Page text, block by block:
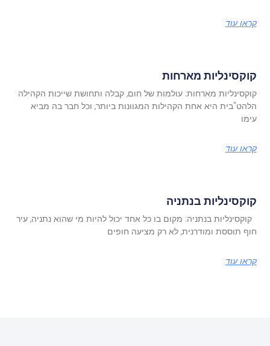
קראו עוד
קוקסינליות מארחות
קוקסינליות מארחות: עולמות של חום, קבלה ותחושת שייכות הקהילה
הלהט"בית היא אחת הקהילות המגוונות ביותר, וכל חבר בה מביא
עימו
קראו עוד
קוקסינליות בנתניה
קוקסינליות בנתניה: מקום בו כל אחד יכול להיות מי שהוא נתניה, עיר
חוף תוססת ומודרנית, לא רק מציעה חופים
קראו עוד